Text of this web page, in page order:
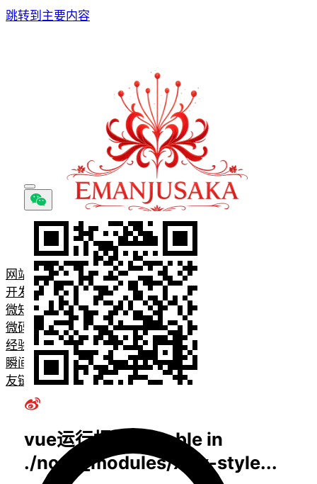
跳转到主要内容
网站首页
开发问题记录
微知识
微码
经验教程
瞬间
友链
vue运行报错.cptable in
./node_modules/xlsx-style...